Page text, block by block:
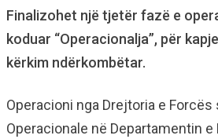
Finalizohet një tjetër fazë e
koduar “Operacionalja”, për
kërkim ndërkombëtar.
Operacioni nga Drejtoria e
Operacionale në Departamentin